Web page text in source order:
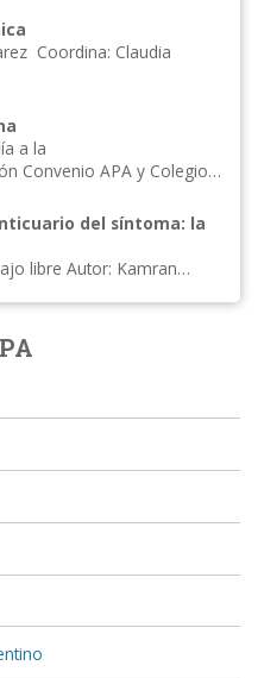
a la
Convenio APA y Colegio
del síntoma: la
Kamran